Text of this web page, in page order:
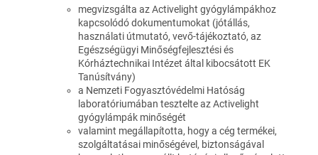
megvizsgálta az Activelight gyógylámpákhoz
kapcsolódó dokumentumokat (jótállás,
használati útmutató, vevő-tájékoztató, az
Egészségügyi Minőségfejlesztési és
Kórháztechnikai Intézet által kibocsátott EK
Tanúsítvány)
a Nemzeti Fogyasztóvédelmi Hatóság
laboratóriumában tesztelte az Activelight
gyógylámpák minőségét
valamint megállapította, hogy a cég termékei,
szolgáltatásai minőségével, biztonságával